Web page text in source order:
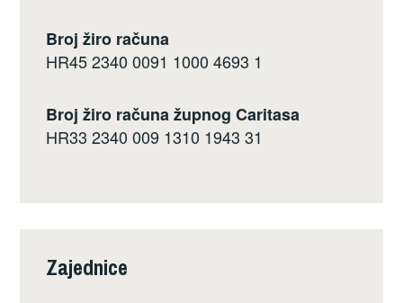
Broj žiro računa
HR45 2340 0091 1000 4693 1
Broj žiro računa župnog Caritasa
HR33 2340 009 1310 1943 31
Zajednice